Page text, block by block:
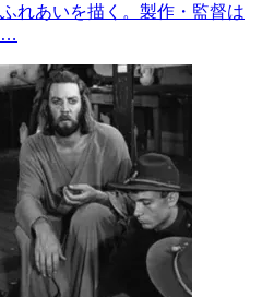
れあいを描く。製作・監督は
…